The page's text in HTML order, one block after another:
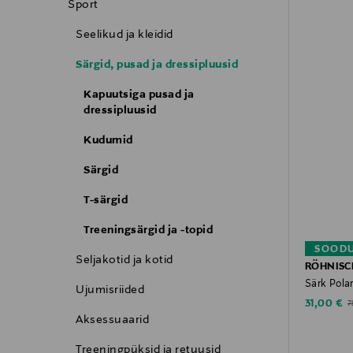
Sport
Seelikud ja kleidid
Särgid, pusad ja dressipluusid
Kapuutsiga pusad ja
dressipluusid
Kudumid
Särgid
T-särgid
Treeningsärgid ja -topid
Seljakotid ja kotid
Ujumisriided
Aksessuaarid
Treeningpüksid ja retuusid
Särk
31,00 €